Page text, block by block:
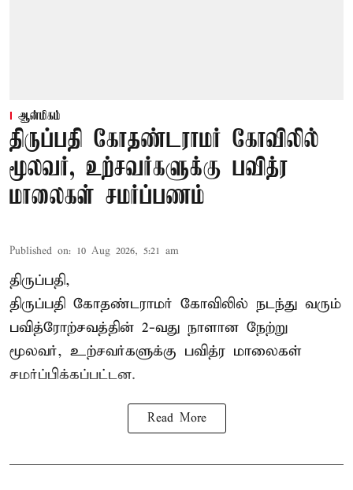
ஆன்மிகம்
திருப்பதி கோதண்டராமர் கோவிலில்
மூலவர், உற்சவர்களுக்கு பவித்ர
மாலைகள் சமர்ப்பணம்
Published on: 10 Aug 2026, 5:21 am
திருப்பதி,
திருப்பதி கோதண்டராமர் கோவிலில் நடந்து வரும்
பவித்ரோற்சவத்தின் 2-வது நாளான நேற்று
மூலவர், உற்சவர்களுக்கு பவித்ர மாலைகள்
சமர்ப்பிக்கப்பட்டன.
Read More